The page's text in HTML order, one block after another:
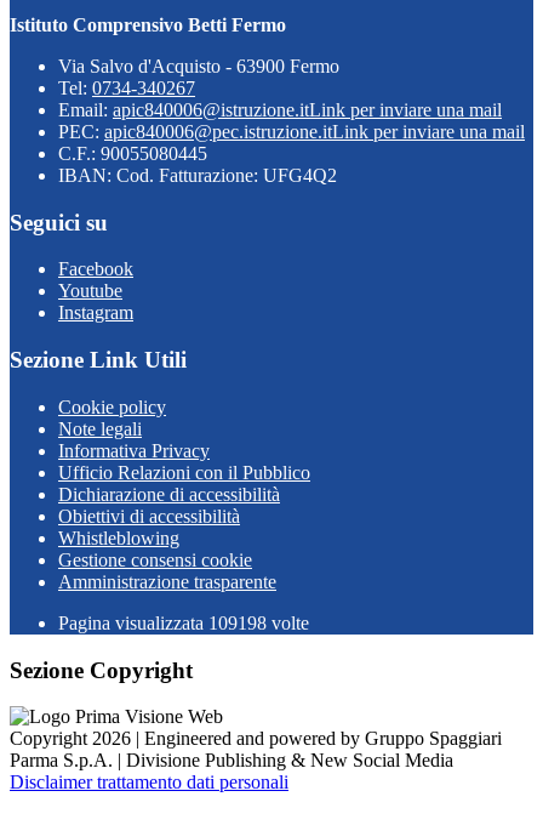
Istituto Comprensivo Betti Fermo
Via Salvo d'Acquisto - 63900 Fermo
Tel: 0734-340267
Email: apic840006@istruzione.itLink per inviare una mail
PEC: apic840006@pec.istruzione.itLink per inviare una mail
C.F.: 90055080445
IBAN: Cod. Fatturazione: UFG4Q2
Seguici su
Facebook
Youtube
Instagram
Sezione Link Utili
Cookie policy
Note legali
Informativa Privacy
Ufficio Relazioni con il Pubblico
Dichiarazione di accessibilità
Obiettivi di accessibilità
Whistleblowing
Gestione consensi cookie
Amministrazione trasparente
Pagina visualizzata 109198 volte
Sezione Copyright
Copyright 2026 | Engineered and powered by Gruppo Spaggiari
Parma S.p.A. | Divisione Publishing & New Social Media
Disclaimer trattamento dati personali